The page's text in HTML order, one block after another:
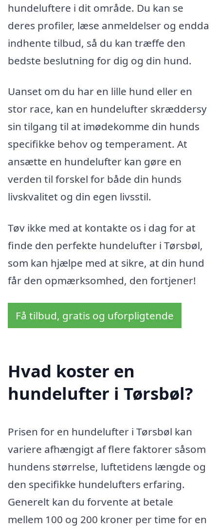
hundeluftere i dit område. Du kan se
deres profiler, læse anmeldelser og endda
indhente tilbud, så du kan træffe den
bedste beslutning for dig og din hund.
Uanset om du har en lille hund eller en
stor race, kan en hundelufter skræddersy
sin tilgang til at imødekomme din hunds
specifikke behov og temperament. At
ansætte en hundelufter kan gøre en
verden til forskel for både din hunds
livskvalitet og din egen livsstil.
Tøv ikke med at kontakte os i dag for at
finde den perfekte hundelufter i Tørsbøl,
som kan hjælpe med at sikre, at din hund
får den opmærksomhed, den fortjener!
Få tilbud, gratis og uforpligtende
Hvad koster en
hundelufter i Tørsbøl?
Prisen for en hundelufter i Tørsbøl kan
variere afhængigt af flere faktorer såsom
hundens størrelse, luftetidens længde og
den specifikke hundelufters erfaring.
Generelt kan du forvente at betale
mellem 100 og 200 kroner per time for en